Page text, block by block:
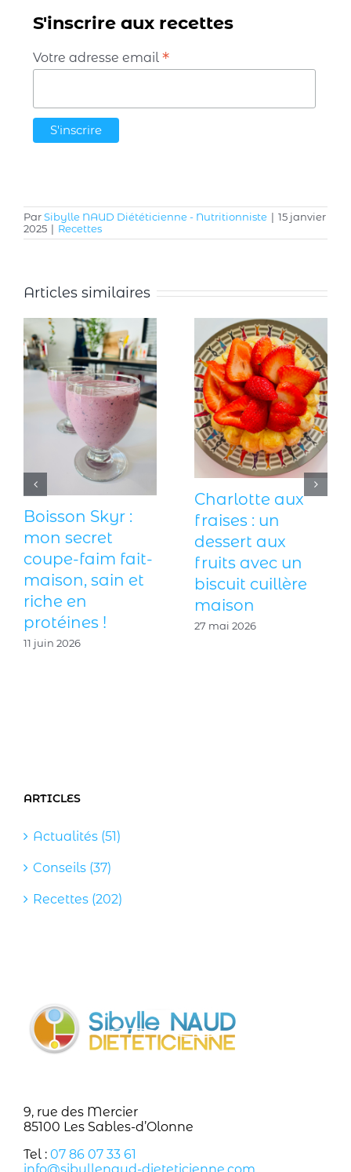
S'inscrire aux recettes
Votre adresse email *
ParSibylle NAUD Diététicienne - Nutritionniste | 15 janvier
2025 | Recettes
Articles similaires
Boisson Skyr :
mon secret
coupe-faim fait-
maison, sain et
riche en
protéines !
11 juin 2026
Charlotte aux
fraises : un
dessert aux
fruits avec un
biscuit cuillère
maison
27 mai 2026
ARTICLES
Actualités (51)
Conseils (37)
Recettes (202)
9, rue des Mercier
85100 Les Sables-d’Olonne
Tel : 07 86 07 33 61